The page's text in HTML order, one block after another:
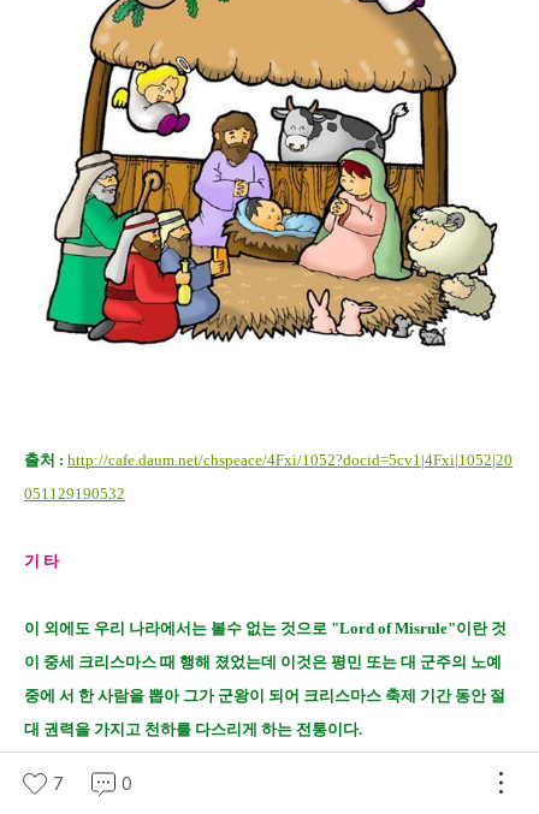
출처 : http://cafe.daum.net/chspeace/4Fxi/1052?docid=5cv1|4Fxi|1052|20
051129190532
기 타
이 외에도 우리 나라에서는 볼수 없는 것으로 "Lord of Misrule"이란 것
이 중세 크리스마스 때 행해 졌었는데 이것은 평민 또는 대 군주의 노예
중에 서 한 사람을 뽑아 그가 군왕이 되어 크리스마스 축제 기간 동안 절
대 권력을 가지고 천하를 다스리게 하는 전통이다.
이들은 대부분 사회의 대혼란 을 일으키곤 했는데 이 전통도 쌔터넬리아에서
7 0